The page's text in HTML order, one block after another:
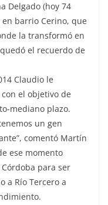
Delgado (hoy 74
barrio Cerino, que
la transformó en
el recuerdo de
Claudio le
el objetivo de
mediano plazo.
un gen
comentó Martín
ese momento
para ser
a Río Tercero a